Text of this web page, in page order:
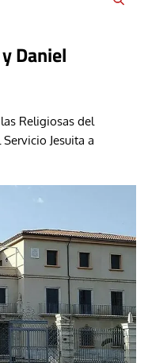
Daniel
Religiosas del
Jesuita a